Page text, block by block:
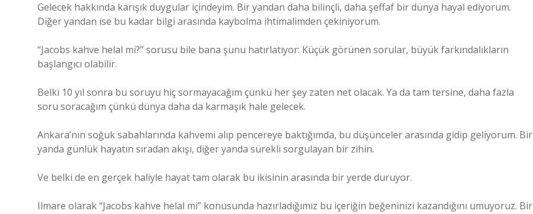
Gelecek hakkında karışık duygular içindeyim. Bir yandan daha bilinçli, daha şeffaf bir dünya hayal ediyorum.
Diğer yandan ise bu kadar bilgi arasında kaybolma ihtimalimden çekiniyorum.
“Jacobs kahve helal mi?” sorusu bile bana şunu hatırlatıyor: Küçük görünen sorular, büyük farkındalıkların
başlangıcı olabilir.
Belki 10 yıl sonra bu soruyu hiç sormayacağım çünkü her şey zaten net olacak. Ya da tam tersine, daha fazla
soru soracağım çünkü dünya daha da karmaşık hale gelecek.
Ankara’nın soğuk sabahlarında kahvemi alıp pencereye baktığımda, bu düşünceler arasında gidip geliyorum. Bir
yanda günlük hayatın sıradan akışı, diğer yanda sürekli sorgulayan bir zihin.
Ve belki de en gerçek haliyle hayat tam olarak bu ikisinin arasında bir yerde duruyor.
Ilmare olarak “Jacobs kahve helal mi” konusunda hazırladığımız bu içeriğin beğeninizi kazandığını umuyoruz. Bir